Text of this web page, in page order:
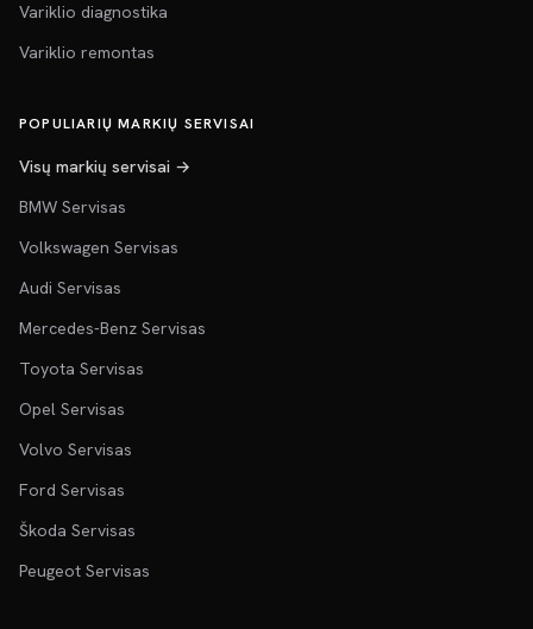
Variklio diagnostika
Variklio remontas
POPULIARIŲ MARKIŲ SERVISAI
Visų markių servisai →
BMW Servisas
Volkswagen Servisas
Audi Servisas
Mercedes-Benz Servisas
Toyota Servisas
Opel Servisas
Volvo Servisas
Ford Servisas
Škoda Servisas
Peugeot Servisas